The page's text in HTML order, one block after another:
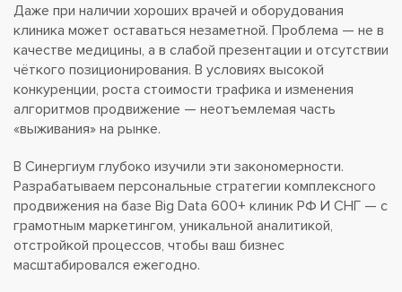
Даже при наличии хороших врачей и оборудования
клиника может оставаться незаметной. Проблема — не в
качестве медицины, а в слабой презентации и отсутствии
чёткого позиционирования. В условиях высокой
конкуренции, роста стоимости трафика и изменения
алгоритмов продвижение — неотъемлемая часть
«выживания» на рынке.
В Синергиум глубоко изучили эти закономерности.
Разрабатываем персональные стратегии комплексного
продвижения на базе Big Data 600+ клиник РФ И СНГ — с
грамотным маркетингом, уникальной аналитикой,
отстройкой процессов, чтобы ваш бизнес
масштабировался ежегодно.